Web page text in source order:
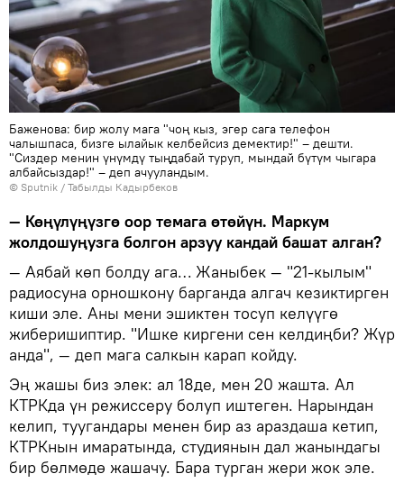
Баженова: бир жолу мага "чоң кыз, эгер сага телефон
чалышпаса, бизге ылайык келбейсиз демектир!" – дешти.
"Сиздер менин үнүмдү тыңдабай туруп, мындай бүтүм чыгара
албайсыздар!" – деп ачууландым.
© Sputnik / Табылды Кадырбеков
— Көңүлүңүзгө оор темага өтөйүн. Маркум
жолдошуңузга болгон арзуу кандай башат алган?
— Аябай көп болду ага… Жаныбек — "21-кылым"
радиосуна орношкону барганда алгач кезиктирген
киши эле. Аны мени эшиктен тосуп келүүгө
жиберишиптир. "Ишке киргени сен келдиңби? Жүр
анда", — деп мага салкын карап койду.
Эң жашы биз элек: ал 18де, мен 20 жашта. Ал
КТРКда үн режиссеру болуп иштеген. Нарындан
келип, туугандары менен бир аз араздаша кетип,
КТРКнын имаратында, студиянын дал жанындагы
бир бөлмөдө жашачу. Бара турган жери жок эле.